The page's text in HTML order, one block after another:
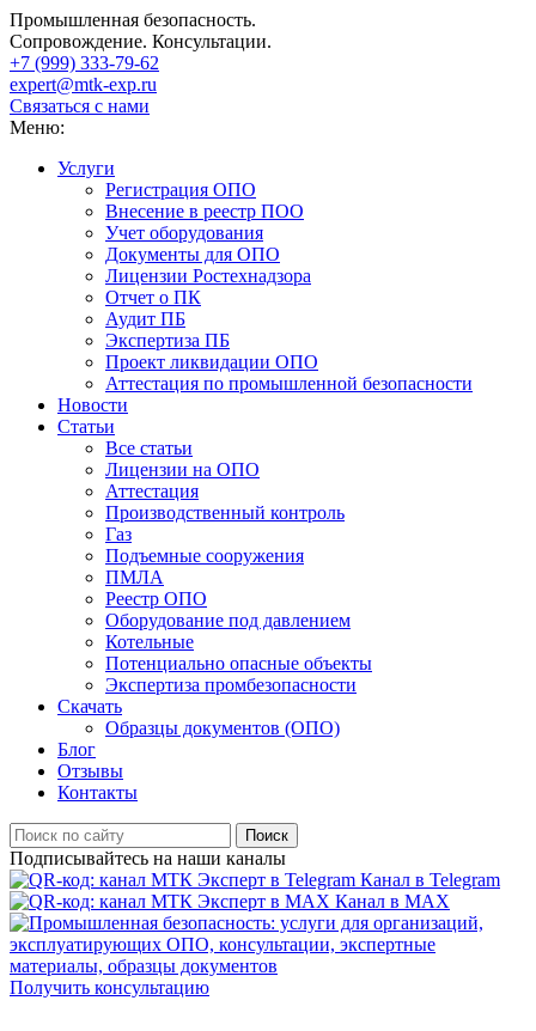
Промышленная безопасность.
Сопровождение. Консультации.
+7 (999) 333-79-62
expert@mtk-exp.ru
Связаться с нами
Меню:
Услуги
Регистрация ОПО
Внесение в реестр ПОО
Учет оборудования
Документы для ОПО
Лицензии Ростехнадзора
Отчет о ПК
Аудит ПБ
Экспертиза ПБ
Проект ликвидации ОПО
Аттестация по промышленной безопасности
Новости
Статьи
Все статьи
Лицензии на ОПО
Аттестация
Производственный контроль
Газ
Подъемные сооружения
ПМЛА
Реестр ОПО
Оборудование под давлением
Котельные
Потенциально опасные объекты
Экспертиза промбезопасности
Скачать
Образцы документов (ОПО)
Блог
Отзывы
Контакты
Поиск
Подписывайтесь на наши каналы
Канал в Telegram
Канал в MAX
Получить консультацию